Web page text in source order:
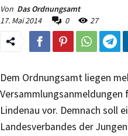
Von Das Ordnungsamt
17. Mai 2014
0 27
Dem Ordnungsamt liegen
Versammlungsanmeldungen
Lindenau vor. Demnach soll
Landesverbandes der